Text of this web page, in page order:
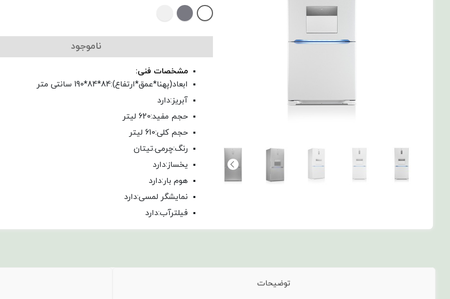
ناموجود
مشخصات فنی:
ابعاد(پهنا*عمق*ارتفاع):84*84*190 سانتی متر
آبریز:دارد
حجم مفید:620 لیتر
حجم کلی:610 لیتر
رنگ:چرمی.تیتان
یخساز:دارد
هوم بار:دارد
نمایشگر لمسی:دارد
فیلترآب:دارد
توضیحات